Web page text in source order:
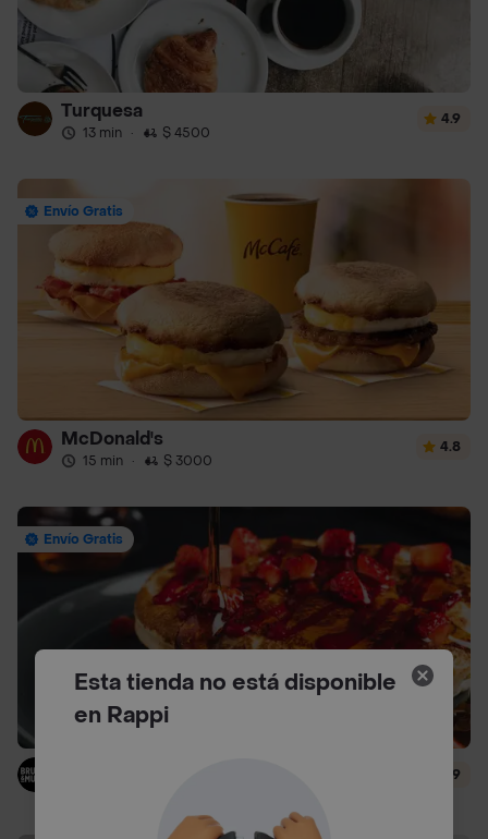
Turquesa
13 min · $ 4500
4.9
Envío Gratis
McDonald's
15 min · $ 3000
4.8
Envío Gratis
4.9
Esta tienda no está disponible
en Rappi